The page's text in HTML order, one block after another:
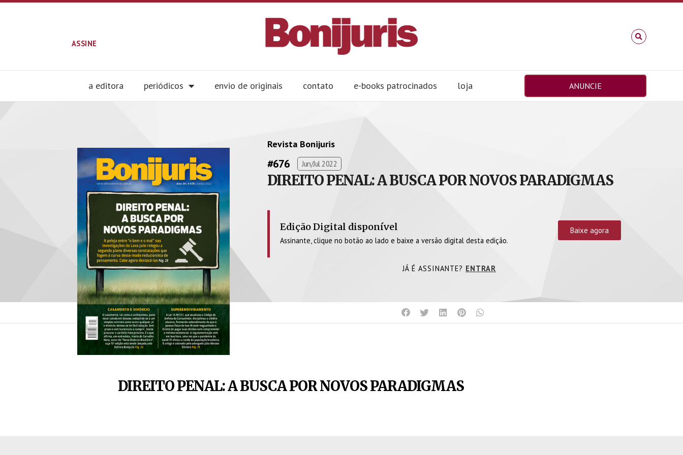
ASSINE
a editora periódicos envio de originais contato e-books patrocinados loja ANUNCIE
Revista Bonijuris
#676 Jun/Jul 2022
DIREITO PENAL: A BUSCA POR NOVOS PARADIGMAS
Edição Digital disponível
Assinante, clique no botão ao lado e baixe a versão digital desta edição.
Baixe agora
JÁ É ASSINANTE? ENTRAR
DIREITO PENAL: A BUSCA POR NOVOS PARADIGMAS